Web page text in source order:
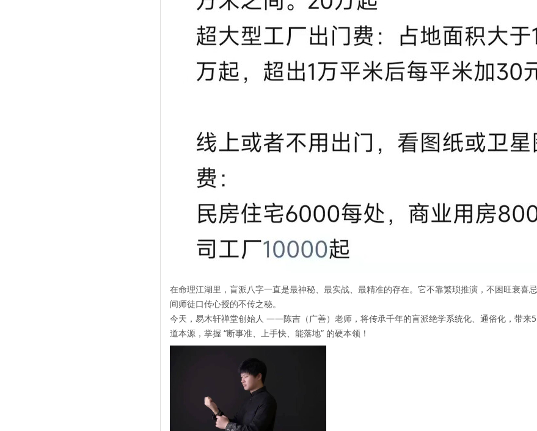
在命理江湖里，盲派八字一直是最神秘、最实战、最精准的存在。它不靠繁琐推演，不困旺衰喜
间师徒口传心授的不传之秘。
今天，易木轩禅堂创始人 ——陈吉（广善）老师 ，将传承千年的盲派绝学系统化、通俗化，带来
道本源，掌握 “断事准、上手快、能落地” 的硬本领！